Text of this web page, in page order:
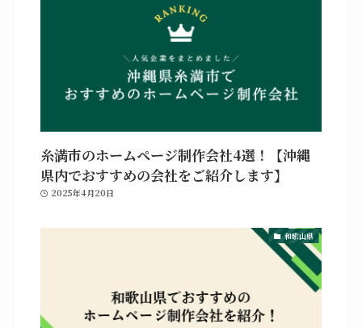
糸満市のホームページ制作会社4選！【沖縄
県内でおすすめの会社をご紹介します】
2025年4月20日
和歌山県